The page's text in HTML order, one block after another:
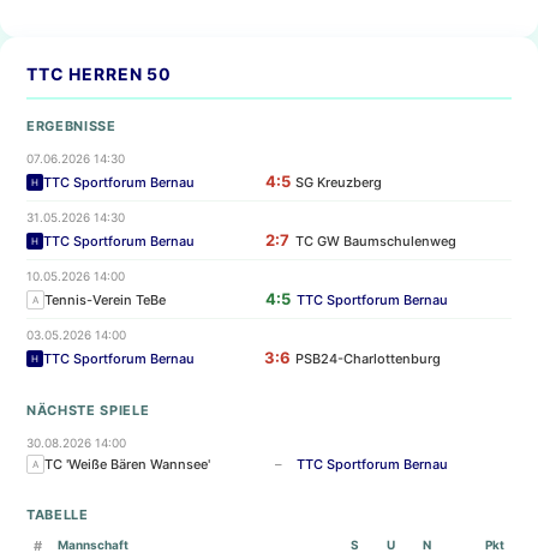
TTC HERREN 50
ERGEBNISSE
07.06.2026 14:30
H TTC Sportforum Bernau 4:5 SG Kreuzberg
31.05.2026 14:30
H TTC Sportforum Bernau 2:7 TC GW Baumschulenweg
10.05.2026 14:00
A Tennis-Verein TeBe 4:5 TTC Sportforum Bernau
03.05.2026 14:00
H TTC Sportforum Bernau 3:6 PSB24-Charlottenburg
NÄCHSTE SPIELE
30.08.2026 14:00
A TC 'Weiße Bären Wannsee' – TTC Sportforum Bernau
TABELLE
#
Mannschaft S U N Pkt